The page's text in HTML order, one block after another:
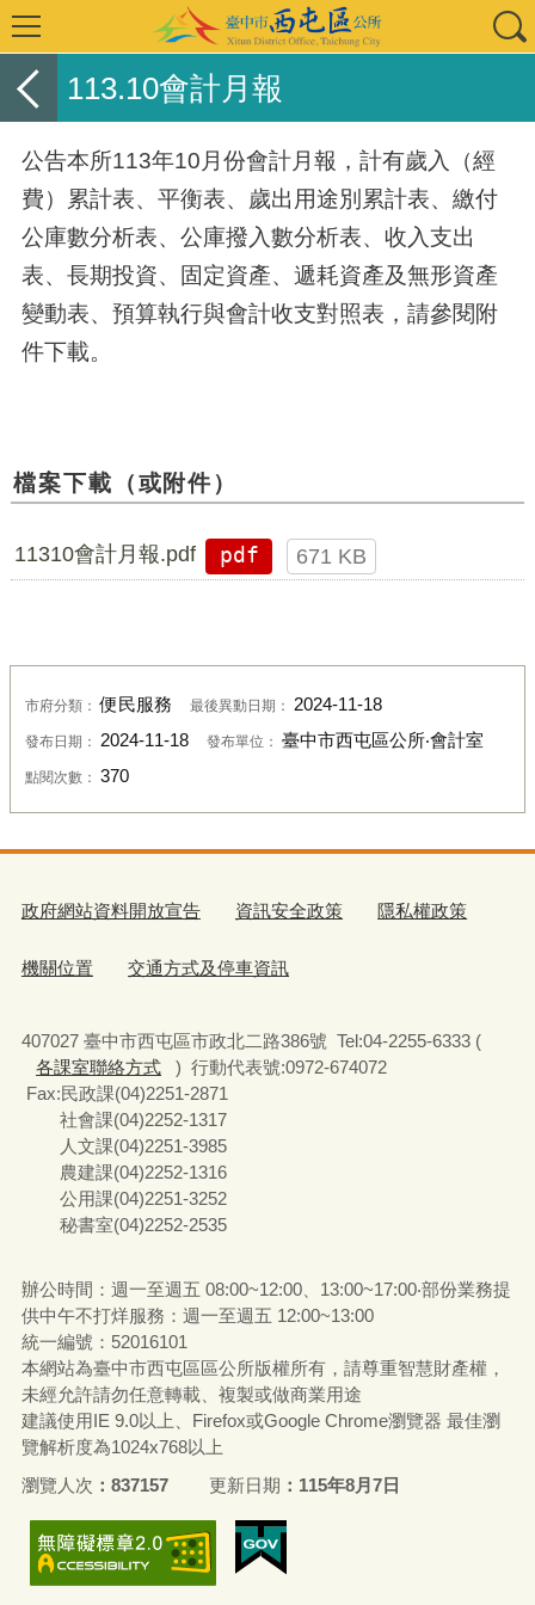
113.10會計月報
公告本所113年10月份會計月報，計有歲入（經
費）累計表、平衡表、歲出用途別累計表、繳付
公庫數分析表、公庫撥入數分析表、收入支出
表、長期投資、固定資產、遞耗資產及無形資產
變動表、預算執行與會計收支對照表，請參閱附
件下載。
檔案下載（或附件）
11310會計月報.pdf pdf 671 KB
市府分類：便民服務 最後異動日期： 2024-11-18
發布日期： 2024-11-18 發布單位： 臺中市西屯區公所‧會計室
點閱次數： 370
政府網站資料開放宣告 資訊安全政策 隱私權政策
機關位置 交通方式及停車資訊
407027 臺中市西屯區市政北二路386號 Tel:04-2255-6333 (
各課室聯絡方式
) 行動代表號:0972-674072
Fax:民政課(04)2251-2871
社會課(04)2252-1317
人文課(04)2251-3985
農建課(04)2252-1316
公用課(04)2251-3252
秘書室(04)2252-2535
辦公時間：週一至週五 08:00~12:00、13:00~17:00‧部份業務提
供中午不打烊服務：週一至週五 12:00~13:00
統一編號 ：52016101
本網站為臺中市西屯區區公所版權所有，請尊重智慧財產權，
未經允許請勿任意轉載、複製或做商業用途
建議使用IE 9.0以上、Firefox或Google Chrome瀏覽器 最佳瀏
覽解析度為1024x768以上
瀏覽人次
837157 更新日期 115年8月7日